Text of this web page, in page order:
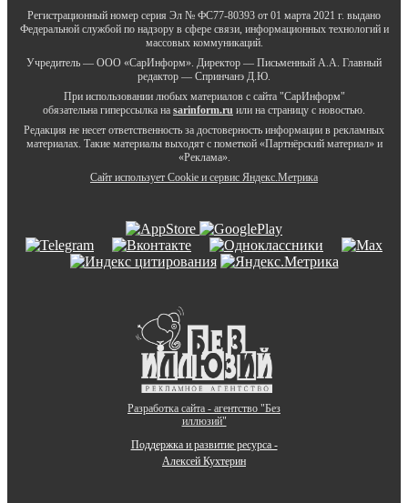
Регистрационный номер серия Эл № ФС77-80393 от 01 марта 2021 г. выдано
Федеральной службой по надзору в сфере связи, информационных технологий и
массовых коммуникаций.
Учредитель — ООО «СарИнформ». Директор — Письменный А.А. Главный
редактор — Спринчанэ Д.Ю.
При использовании любых материалов с сайта "СарИнформ"
обязательна гиперссылка на sarinform.ru или на страницу с новостью.
Редакция не несет ответственность за достоверность информации в рекламных
материалах. Такие материалы выходят с пометкой «Партнёрский материал» и
«Реклама».
Сайт использует Cookie и сервиc Яндекс.Метрика
Разработка сайта - агентство "Без
иллюзий"
Поддержка и развитие ресурса -
Алексей Кухтерин